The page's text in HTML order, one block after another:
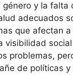
género y la falta
adecuados
que afectan a
visibilidad
problemas,
de políticas y